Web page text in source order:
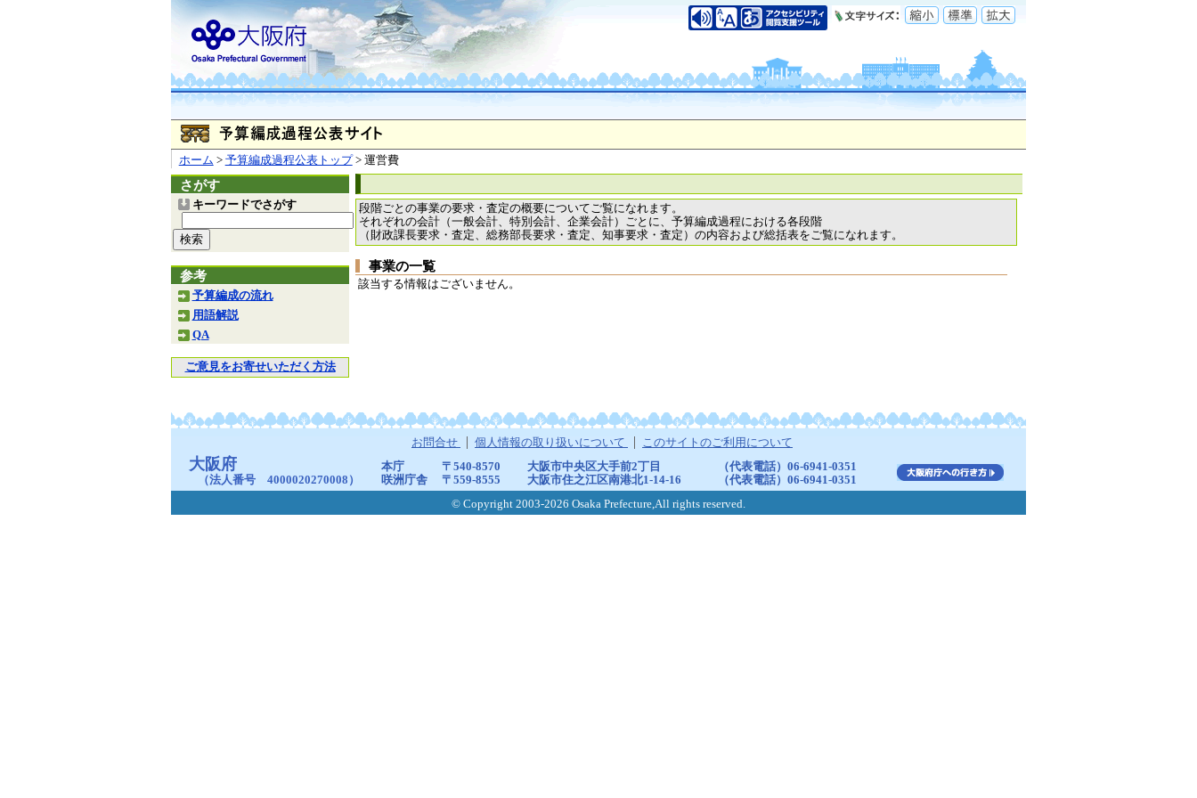
ホーム > 予算編成過程公表トップ> 運営費
さがす
キーワードでさがす
参考
予算編成の流れ
用語解説
QA
ご意見をお寄せいただく方法
段階ごとの事業の要求・査定の概要についてご覧になれます。
それぞれの会計（一般会計、特別会計、企業会計）ごとに、予算編成過程における各段階
（財政課長要求・査定、総務部長要求・査定、知事要求・査定）の内容および総括表をご覧になれます。
事業の一覧
該当する情報はございません。
お問合せ 個人情報の取り扱いについて このサイトのご利用について
大阪府
（法人番号 4000020270008）
本庁 〒540-8570 大阪市中央区大手前2丁目
（代表電話）06-6941-0351
咲洲庁舎
〒559-8555 大阪市住之江区南港北1-14-16
（代表電話）06-6941-0351
© Copyright 2003-2026 Osaka Prefecture,All rights reserved.